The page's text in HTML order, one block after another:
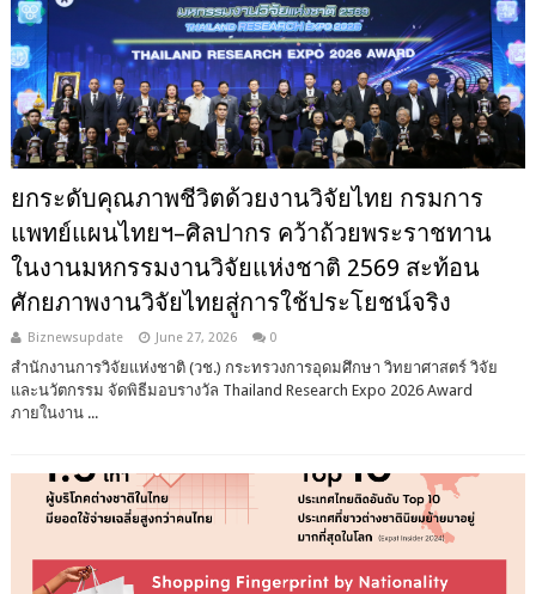
ยกระดับคุณภาพชีวิตด้วยงานวิจัยไทย กรมการ
แพทย์แผนไทยฯ–ศิลปากร คว้าถ้วยพระราชทาน
ในงานมหกรรมงานวิจัยแห่งชาติ 2569 สะท้อน
ศักยภาพงานวิจัยไทยสู่การใช้ประโยชน์จริง
Biznewsupdate June 27, 2026 0
สำนักงานการวิจัยแห่งชาติ (วช.) กระทรวงการอุดมศึกษา วิทยาศาสตร์ วิจัย
และนวัตกรรม จัดพิธีมอบรางวัล Thailand Research Expo 2026 Award
ภายในงาน ...